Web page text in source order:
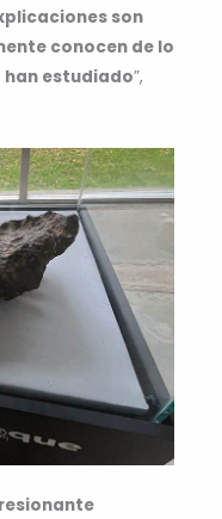
son
conocen de lo
han estudiado”,